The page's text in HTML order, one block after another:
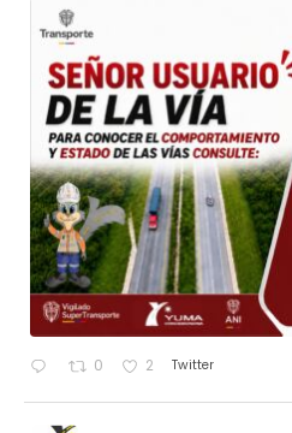
0 2 Twitter